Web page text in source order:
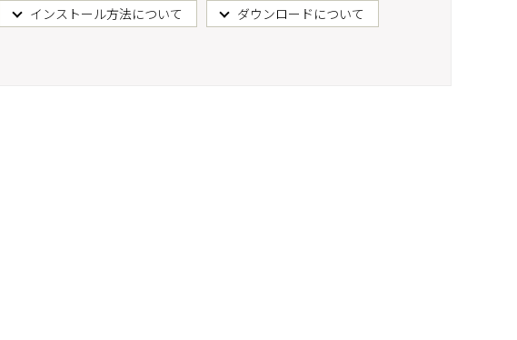
インストール方法について
ダウンロードについて